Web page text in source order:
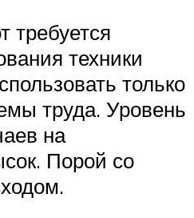
требуется
техники
только
труда. Уровень
на
Порой со